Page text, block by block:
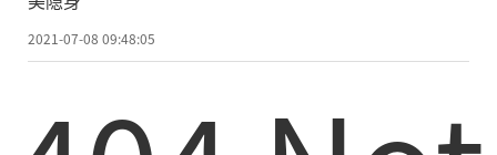
2021-07-08 09:48:05